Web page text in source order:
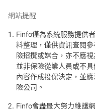
網站提醒
Finfo僅為系統服務提供
料整理，僅供資訊查閱
險招攬或媒合，亦不應
並非保險從業人員或不
內容作成投保決定，並
險公司。
Finfo會盡最大努力維護